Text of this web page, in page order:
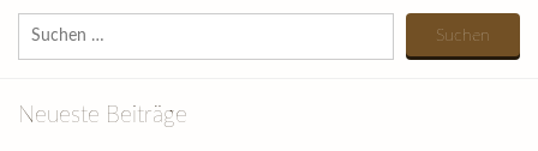
Suchen
Neueste Beiträge